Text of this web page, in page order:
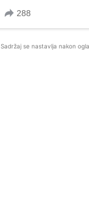
Sadržaj se nastavlja nakon